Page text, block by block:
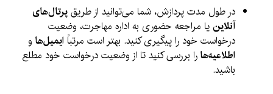
در طول مدت پردازش، شما می‌توانید از طریقپرتال‌های
آنلاین یا مراجعه حضوری به اداره مهاجرت، وضعیت
درخواست خود را پیگیری کنید. بهتر است مرتباً ایمیل‌ها و
اطلاعیه‌هارا بررسی کنید تا از وضعیت درخواست خود مطلع
باشید.